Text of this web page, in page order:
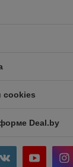
cookies
Deal.by